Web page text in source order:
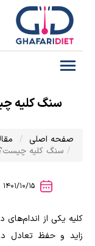
سنگ کلیه
صفحه اصلی
سنگ کلیه چیست؟
کلیه یکی از
زاید و حفظ تعادل